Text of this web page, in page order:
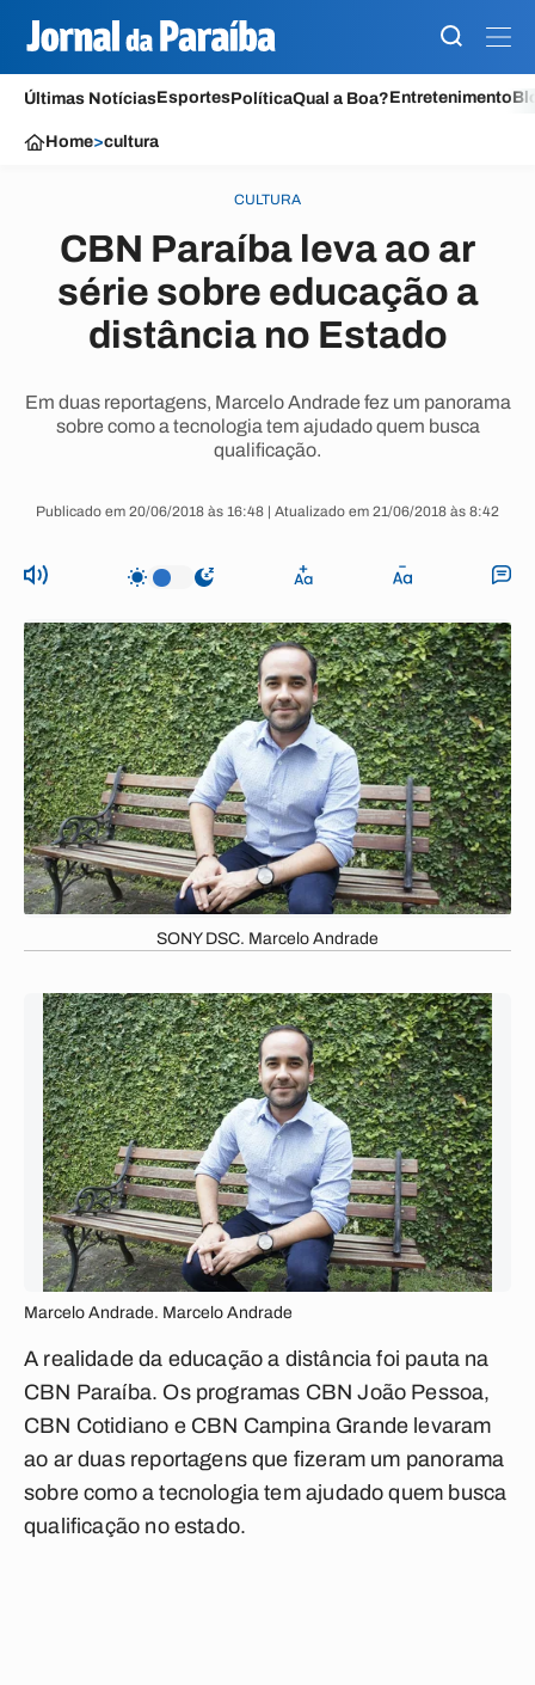
Últimas NotíciasEsportesPolíticaQual a Boa?Entretenimento
Home>cultura
CULTURA
CBN Paraíba leva ao ar
série sobre educação a
distância no Estado
Em duas reportagens, Marcelo Andrade fez um panorama
sobre como a tecnologia tem ajudado quem busca
qualificação.
Publicado em 20/06/2018 às 16:48 | Atualizado em 21/06/2018 às 8:42
SONY DSC. Marcelo Andrade
Marcelo Andrade. Marcelo Andrade
A realidade da educação a distância foi pauta na
CBN Paraíba. Os programas CBN João Pessoa,
CBN Cotidiano e CBN Campina Grande levaram
ao ar duas reportagens que fizeram um panorama
sobre como a tecnologia tem ajudado quem busca
qualificação no estado.